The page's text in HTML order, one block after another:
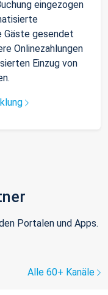
eingezogen
Gäste gesendet
Onlinezahlungen
Einzug von
Portalen und Apps.
Alle 60+ Kanäle